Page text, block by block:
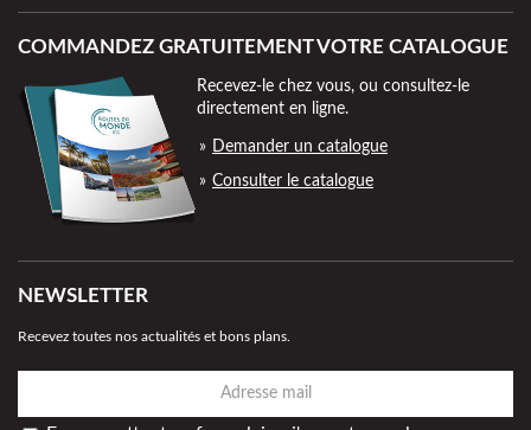
COMMANDEZ GRATUITEMENT VOTRE CATALOGUE
Recevez-le chez vous, ou consultez-le
directement en ligne.
Demander un catalogue
Consulter le catalogue
NEWSLETTER
Recevez toutes nos actualités et bons plans.